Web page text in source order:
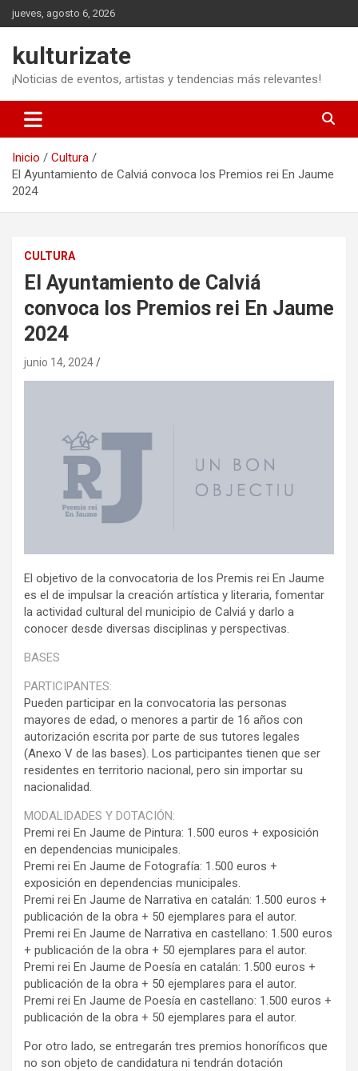
Saltar
al
jueves, agosto 6, 2026
kulturizate
¡Noticias de eventos, artistas y tendencias más relevantes!
Inicio
Cultura
El Ayuntamiento de Calviá convoca los Premios rei En Jaume
2024
CULTURA
El Ayuntamiento de Calviá
convoca los Premios rei En Jaume
2024
junio 14, 2024
El objetivo de la convocatoria de los Premis rei En Jaume
es el de impulsar la creación artística y literaria, fomentar
la actividad cultural del municipio de Calviá y darlo a
conocer desde diversas disciplinas y perspectivas.
BASES
PARTICIPANTES:
Pueden participar en la convocatoria las personas
mayores de edad, o menores a partir de 16 años con
autorización escrita por parte de sus tutores legales
(Anexo V de las bases). Los participantes tienen que ser
residentes en territorio nacional, pero sin importar su
nacionalidad.
MODALIDADES Y DOTACIÓN:
Premi rei En Jaume de Pintura: 1.500 euros + exposición
en dependencias municipales.
Premi rei En Jaume de Fotografía: 1.500 euros +
exposición en dependencias municipales.
Premi rei En Jaume de Narrativa en catalán: 1.500 euros +
publicación de la obra + 50 ejemplares para el autor.
Premi rei En Jaume de Narrativa en castellano: 1.500 euros
+ publicación de la obra + 50 ejemplares para el autor.
Premi rei En Jaume de Poesía en catalán: 1.500 euros +
publicación de la obra + 50 ejemplares para el autor.
Premi rei En Jaume de Poesía en castellano: 1.500 euros +
publicación de la obra + 50 ejemplares para el autor.
Por otro lado, se entregarán tres premios honoríficos que
no son objeto de candidatura ni tendrán dotación